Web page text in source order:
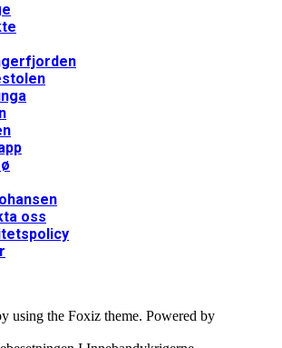
oss
using the Foxiz theme. Powered by